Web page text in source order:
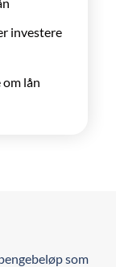
investere
lån
som